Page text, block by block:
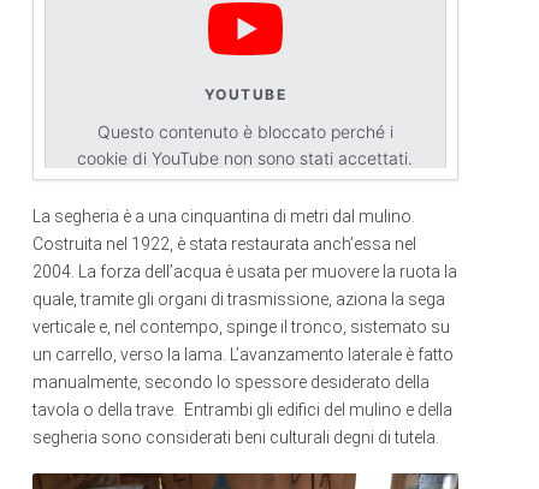
YOUTUBE
Questo contenuto è bloccato perché i
cookie di YouTube non sono stati accettati.
Accetta i cookie
La segheria è a una cinquantina di metri dal mulino.
Costruita nel 1922, è stata restaurata anch’essa nel
2004. La forza dell’acqua è usata per muovere la ruota la
quale, tramite gli organi di trasmissione, aziona la sega
verticale e, nel contempo, spinge il tronco, sistemato su
un carrello, verso la lama. L’avanzamento laterale è fatto
manualmente, secondo lo spessore desiderato della
tavola o della trave. Entrambi gli edifici del mulino e della
segheria sono considerati beni culturali degni di tutela.